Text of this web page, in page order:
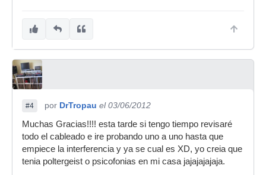
#4 por DrTropau el 03/06/2012
Muchas Gracias!!!! esta tarde si tengo tiempo revisaré
todo el cableado e ire probando uno a uno hasta que
empiece la interferencia y ya se cual es XD, yo creia que
tenia poltergeist o psicofonias en mi casa jajajajajaja.